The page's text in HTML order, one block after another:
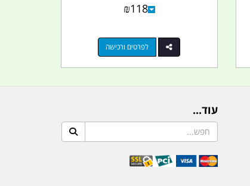
₪118
לפרטים ורכישה
עוד...